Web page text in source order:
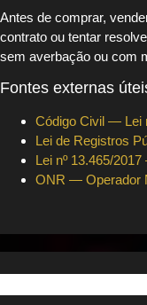
Antes de comprar,
contrato ou tentar
sem averbação ou com
Fontes externas
Código Civil — Lei
Lei de Registros
Lei nº 13.465/
ONR — Operador